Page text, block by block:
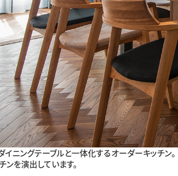
イニングテーブルと一体化するオーダーキッチン。
ンを演出しています。